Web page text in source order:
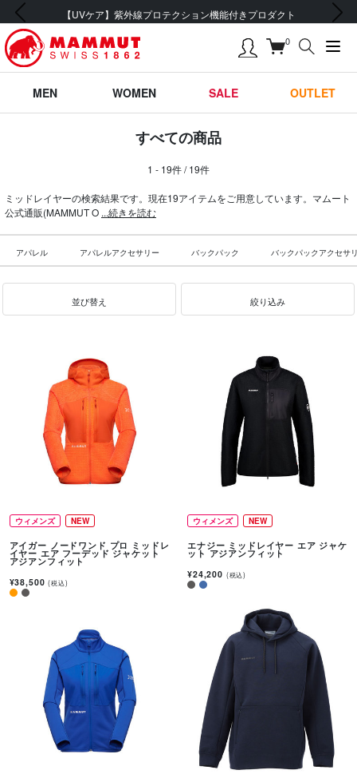
【UVケア】紫外線プロテクション機能付きプロダクト
前の画像 次の画像
0
MEN WOMEN SALE OUTLET
すべての商品
1 - 19件 / 19件
ミッドレイヤーの検索結果です。現在19アイテムをご用意しています。マムート
公式通販(MAMMUT O ...続きを読む
アパレル アパレルアクセサリー バックパック バックパックアクセサ
並び替え 絞り込み
ウィメンズ NEW
アイガー ノードワンド プロ ミッドレ
イヤー エア フーデッド ジャケット
アジアンフィット
¥38,500(税込)
ウィメンズ NEW
エナジー ミッドレイヤー エア ジャケ
ット アジアンフィット
¥24,200 (税込)